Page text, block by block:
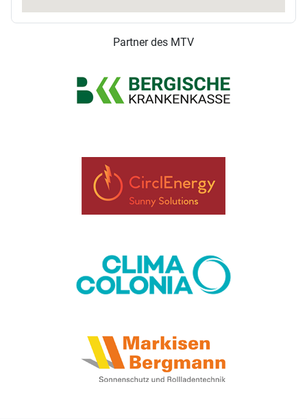
Partner des MTV